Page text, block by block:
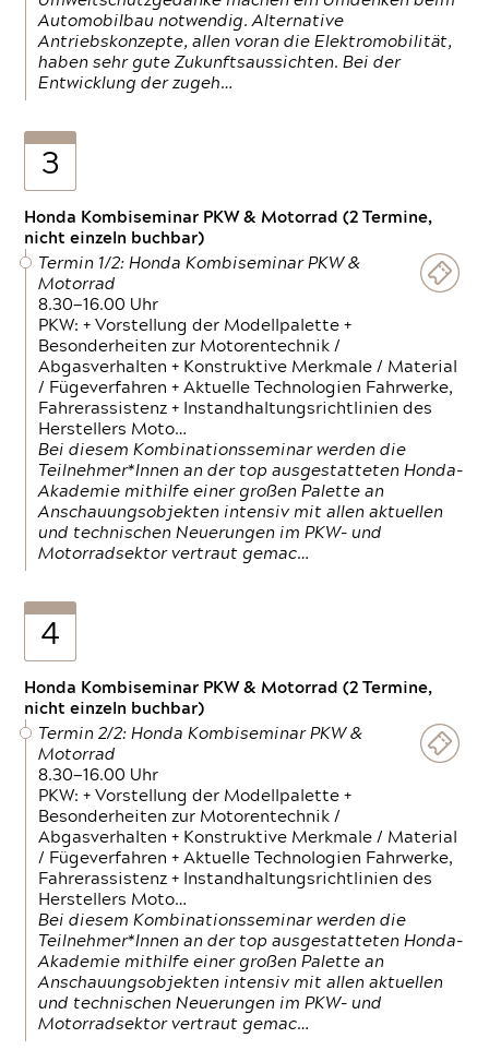
Automobilbau notwendig. Alternative
Antriebskonzepte, allen voran die Elektromobilität,
haben sehr gute Zukunftsaussichten. Bei der
Entwicklung der zugeh…
3
Honda Kombiseminar PKW & Motorrad (2 Termine,
nicht einzeln buchbar)
Termin 1/2: Honda Kombiseminar PKW &
Motorrad
8.30—16.00 Uhr
PKW: + Vorstellung der Modellpalette +
Besonderheiten zur Motorentechnik /
Abgasverhalten + Konstruktive Merkmale / Material
/ Fügeverfahren + Aktuelle Technologien Fahrwerke,
Fahrerassistenz + Instandhaltungsrichtlinien des
Herstellers Moto…
Bei diesem Kombinationsseminar werden die
Teilnehmer*Innen an der top ausgestatteten Honda-
Akademie mithilfe einer großen Palette an
Anschauungsobjekten intensiv mit allen aktuellen
und technischen Neuerungen im PKW- und
Motorradsektor vertraut gemac…
4
Honda Kombiseminar PKW & Motorrad (2 Termine,
nicht einzeln buchbar)
Termin 2/2: Honda Kombiseminar PKW &
Motorrad
8.30—16.00 Uhr
PKW: + Vorstellung der Modellpalette +
Besonderheiten zur Motorentechnik /
Abgasverhalten + Konstruktive Merkmale / Material
/ Fügeverfahren + Aktuelle Technologien Fahrwerke,
Fahrerassistenz + Instandhaltungsrichtlinien des
Herstellers Moto…
Bei diesem Kombinationsseminar werden die
Teilnehmer*Innen an der top ausgestatteten Honda-
Akademie mithilfe einer großen Palette an
Anschauungsobjekten intensiv mit allen aktuellen
und technischen Neuerungen im PKW- und
Motorradsektor vertraut gemac…